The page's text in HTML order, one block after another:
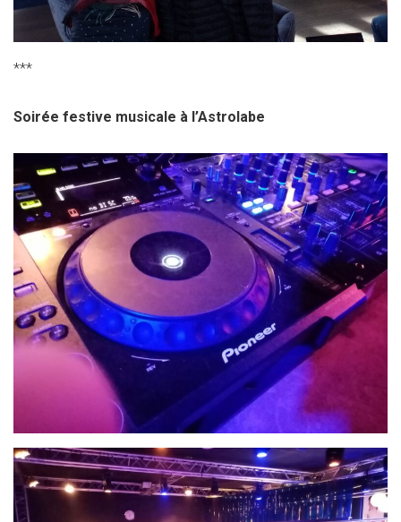
***
Soirée festive musicale à l’Astrolabe